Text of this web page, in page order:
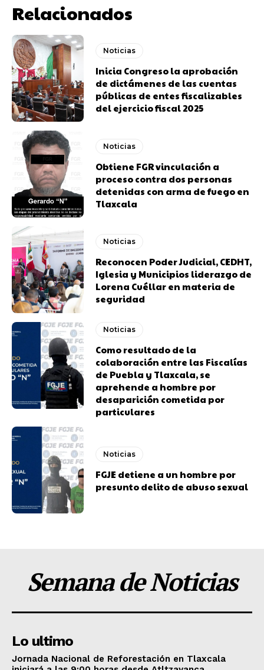
Relacionados
Noticias
Inicia Congreso la aprobación
de dictámenes de las cuentas
públicas de entes fiscalizables
del ejercicio fiscal 2025
Noticias
Obtiene FGR vinculación a
proceso contra dos personas
detenidas con arma de fuego en
Tlaxcala
Noticias
Reconocen Poder Judicial, CEDHT,
Iglesia y Municipios liderazgo de
Lorena Cuéllar en materia de
seguridad
Noticias
Como resultado de la
colaboración entre las Fiscalías
de Puebla y Tlaxcala, se
aprehende a hombre por
desaparición cometida por
particulares
Noticias
FGJE detiene a un hombre por
presunto delito de abuso sexual
Semana de Noticias
Lo ultimo
Jornada Nacional de Reforestación en Tlaxcala